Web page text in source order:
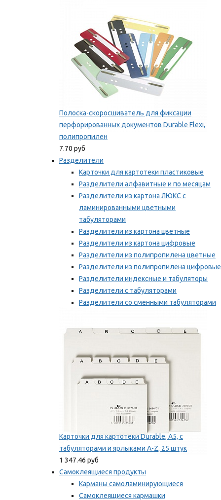
Полоска-скоросшиватель для фиксации
перфорированных документов Durable Flexi,
полипропилен
7.70 руб
Разделители
Карточки для картотеки пластиковые
Разделители алфавитные и по месяцам
Разделители из картона ЛЮКС с
ламинированными цветными
табуляторами
Разделители из картона цветные
Разделители из картона цифровые
Разделители из полипропилена цветные
Разделители из полипропилена цифровые
Разделители индексные и табуляторы
Разделители с табуляторами
Разделители со сменными табуляторами
Карточки для картотеки Durable, A5, с
табуляторами и ярлыками A-Z, 25 штук
1 347.46 руб
Самоклеящиеся продукты
Карманы самоламинирующиеся
Самоклеящиеся кармашки